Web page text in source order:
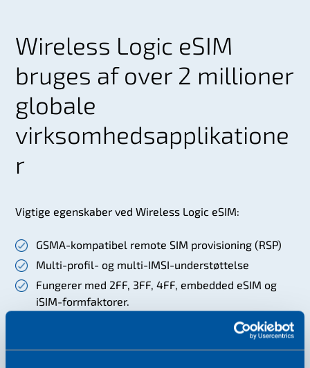
Wireless Logic eSIM
bruges af over 2 millioner
globale
virksomhedsapplikatione
r
Vigtige egenskaber ved Wireless Logic eSIM:
GSMA-kompatibel remote SIM provisioning (RSP)
Multi-profil- og multi-IMSI-understøttelse
Fungerer med 2FF, 3FF, 4FF, embedded eSIM og
iSIM-formfaktorer.
Læs succeshistorier
Wireless Logic eSIM bruges af over 2 millioner